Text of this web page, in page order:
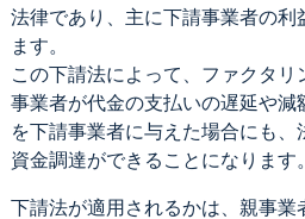
法律であり、主に下請事業者の利
ます。
この下請法によって、ファクタ
事業者が代金の支払いの遅延や減
を下請事業者に与えた場合にも、
資金調達ができることになります。
下請法が適用されるかは、親事業